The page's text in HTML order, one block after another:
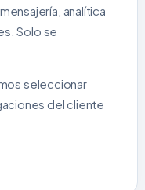
analítica
Solo se
seleccionar
del cliente